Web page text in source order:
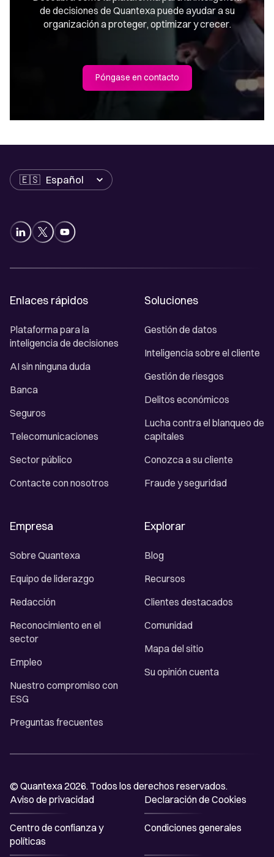
de decisiones de Quantexa puede ayudar a su
organización a proteger, optimizar y crecer.
Póngase en contacto
Idioma
Enlaces rápidos
Plataforma para la
inteligencia de decisiones
AI sin ninguna duda
Banca
Seguros
Telecomunicaciones
Sector público
Contacte con nosotros
Soluciones
Gestión de datos
Inteligencia sobre el cliente
Gestión de riesgos
Delitos económicos
Lucha contra el blanqueo de
capitales
Conozca a su cliente
Fraude y seguridad
Empresa
Sobre Quantexa
Equipo de liderazgo
Redacción
Reconocimiento en el
sector
Empleo
Nuestro compromiso con
ESG
Preguntas frecuentes
Explorar
Blog
Recursos
Clientes destacados
Comunidad
Mapa del sitio
Su opinión cuenta
© Quantexa 2026. Todos los derechos reservados.
Aviso de privacidad
Declaración de Cookies
Centro de confianza y
políticas
Condiciones generales